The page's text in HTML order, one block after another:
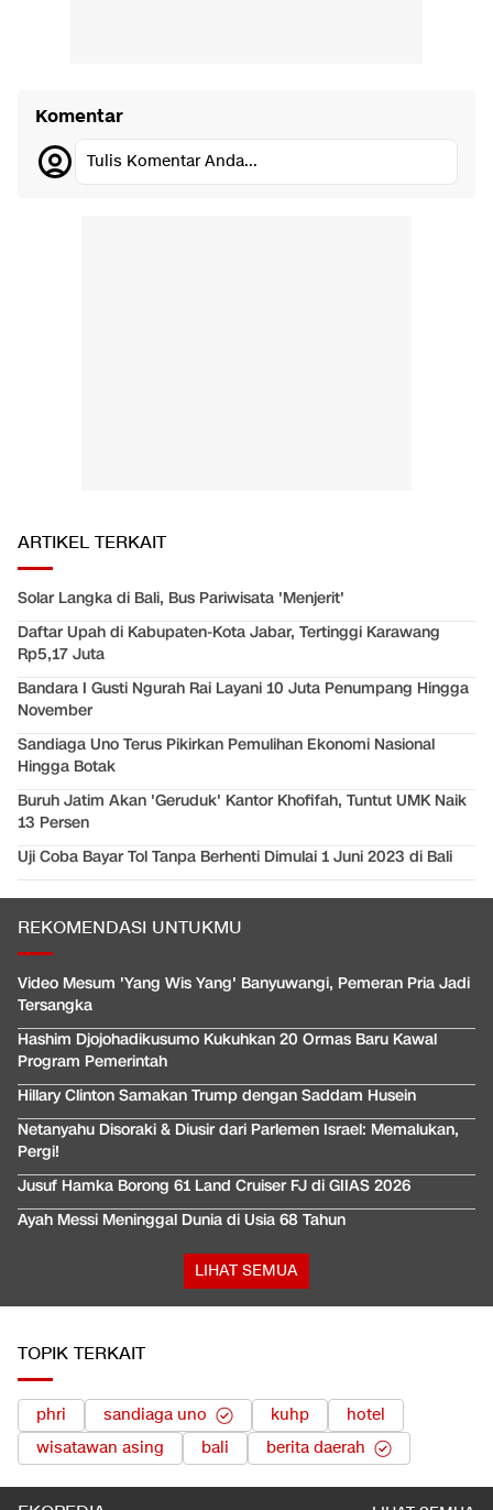
Komentar
Tulis Komentar Anda...
ARTIKEL TERKAIT
Solar Langka di Bali, Bus Pariwisata 'Menjerit'
Daftar Upah di Kabupaten-Kota Jabar, Tertinggi Karawang
Rp5,17 Juta
Bandara I Gusti Ngurah Rai Layani 10 Juta Penumpang Hingga
November
Sandiaga Uno Terus Pikirkan Pemulihan Ekonomi Nasional
Hingga Botak
Buruh Jatim Akan 'Geruduk' Kantor Khofifah, Tuntut UMK Naik
13 Persen
Uji Coba Bayar Tol Tanpa Berhenti Dimulai 1 Juni 2023 di Bali
REKOMENDASI UNTUKMU
Video Mesum 'Yang Wis Yang' Banyuwangi, Pemeran Pria Jadi
Tersangka
Hashim Djojohadikusumo Kukuhkan 20 Ormas Baru Kawal
Program Pemerintah
Hillary Clinton Samakan Trump dengan Saddam Husein
Netanyahu Disoraki & Diusir dari Parlemen Israel: Memalukan,
Pergi!
Jusuf Hamka Borong 61 Land Cruiser FJ di GIIAS 2026
Ayah Messi Meninggal Dunia di Usia 68 Tahun
LIHAT SEMUA
TOPIK TERKAIT
phri sandiaga uno kuhp
hotel
wisatawan asing
bali berita daerah